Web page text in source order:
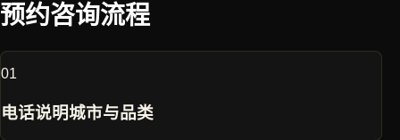
预约咨询流程
01
电话说明城市与品类